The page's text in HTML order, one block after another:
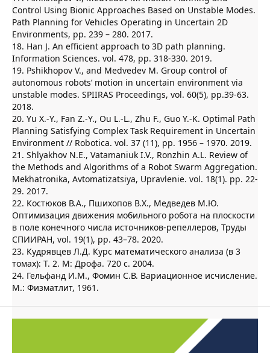
Control Using Bionic Approaches Based on Unstable Modes.
Path Planning for Vehicles Operating in Uncertain 2D
Environments, pp. 239 – 280. 2017.
18. Han J. An efficient approach to 3D path planning.
Information Sciences. vol. 478, pp. 318-330. 2019.
19. Pshikhopov V., and Medvedev M. Group control of
autonomous robots’ motion in uncertain environment via
unstable modes. SPIIRAS Proceedings, vol. 60(5), pp.39-63.
2018.
20. Yu X.-Y., Fan Z.-Y., Ou L.-L., Zhu F., Guo Y.-K. Optimal Path
Planning Satisfying Complex Task Requirement in Uncertain
Environment // Robotica. vol. 37 (11), pp. 1956 – 1970. 2019.
21. Shlyakhov N.E., Vatamaniuk I.V., Ronzhin A.L. Review of
the Methods and Algorithms of a Robot Swarm Aggregation.
Mekhatronika, Avtomatizatsiya, Upravlenie. vol. 18(1). pp. 22-
29. 2017.
22. Костюков В.А., Пшихопов В.Х., Медведев М.Ю.
Оптимизация движения мобильного робота на плоскости
в поле конечного числа источников-репеллеров, Труды
СПИИРАН, vol. 19(1), pp. 43–78. 2020.
23. Кудрявцев Л.Д. Курс математического анализа (в 3
томах): Т. 2. М: Дрофа. 720 с. 2004.
24. Гельфанд И.М., Фомин С.В. Вариационное исчисление.
М.: Физматлит, 1961.